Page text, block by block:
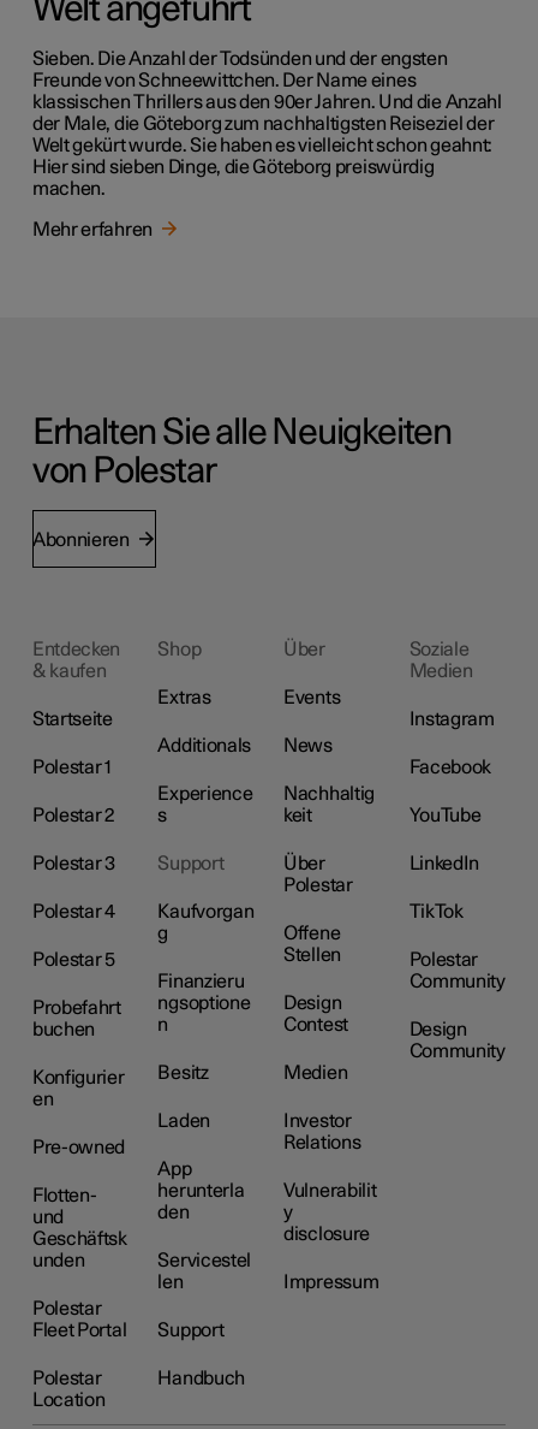
Welt angeführt
Sieben. Die Anzahl der Todsünden und der engsten
Freunde von Schneewittchen. Der Name eines
klassischen Thrillers aus den 90er Jahren. Und die Anzahl
der Male, die Göteborg zum nachhaltigsten Reiseziel der
Welt gekürt wurde. Sie haben es vielleicht schon geahnt:
Hier sind sieben Dinge, die Göteborg preiswürdig
machen.
Mehr erfahren
Erhalten Sie alle Neuigkeiten
von Polestar
Abonnieren
Entdecken
& kaufen
Startseite
Polestar 1
Polestar 2
Polestar 3
Polestar 4
Polestar 5
Probefahrt
buchen
Konfigurier
en
Pre-owned
Flotten-
und
Geschäftsk
unden
Polestar
Fleet Portal
Polestar
Location
Shop
Extras
Additionals
Experience
s
Support
Kaufvorgan
g
Finanzieru
ngsoptione
n
Besitz
Laden
App
herunterla
den
Servicestel
len
Support
Handbuch
Über
Events
News
Nachhaltig
keit
Über
Polestar
Offene
Stellen
Design
Contest
Medien
Investor
Relations
Vulnerabilit
y
disclosure
Impressum
Soziale
Medien
Instagram
Facebook
YouTube
LinkedIn
TikTok
Polestar
Community
Design
Community